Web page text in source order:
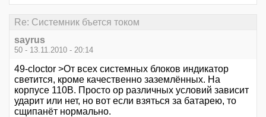
Re: Системник бъется током
sayrus
50 - 13.11.2010 - 20:14
49-cloctor >От всех системных блоков индикатор
светится, кроме качественно заземлённых. На
корпусе 110В. Просто ор различных условий зависит
ударит или нет, но вот если взяться за батарею, то
сщипанёт нормально.